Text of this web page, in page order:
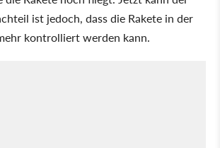
ist jedoch, dass die Rakete in der
kontrolliert werden kann.